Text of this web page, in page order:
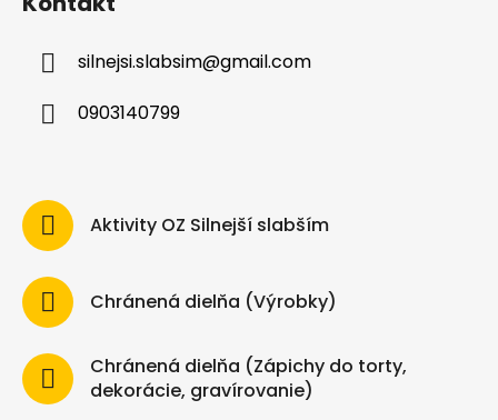
silnejsi.slabsim@gmail.com
0903140799
Aktivity OZ Silnejší slabším
Chránená dielňa (Výrobky)
Chránená dielňa (Zápichy do torty,
dekorácie, gravírovanie)